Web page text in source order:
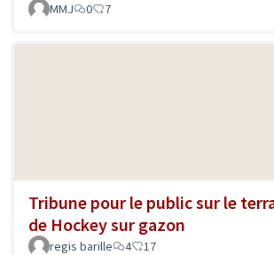
MMJ
0 7
Tribune pour le public sur le
de Hockey sur gazon
regis barille 4 17